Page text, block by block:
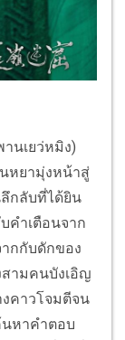
นเยว่หมิง)
นหยามุ่งหน้าสู่
กลับที่ได้ยิน
คำเตือนจาก
กกับดักของ
ามคนบังเอิญ
งคาวโจมตีจน
นหาคำตอบ